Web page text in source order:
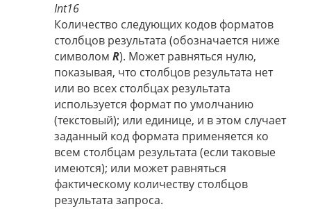
Int16
Количество следующих кодов форматов
столбцов результата (обозначается ниже
символом R). Может равняться нулю,
показывая, что столбцов результата нет
или во всех столбцах результата
используется формат по умолчанию
(текстовый); или единице, и в этом случает
заданный код формата применяется ко
всем столбцам результата (если таковые
имеются); или может равняться
фактическому количеству столбцов
результата запроса.